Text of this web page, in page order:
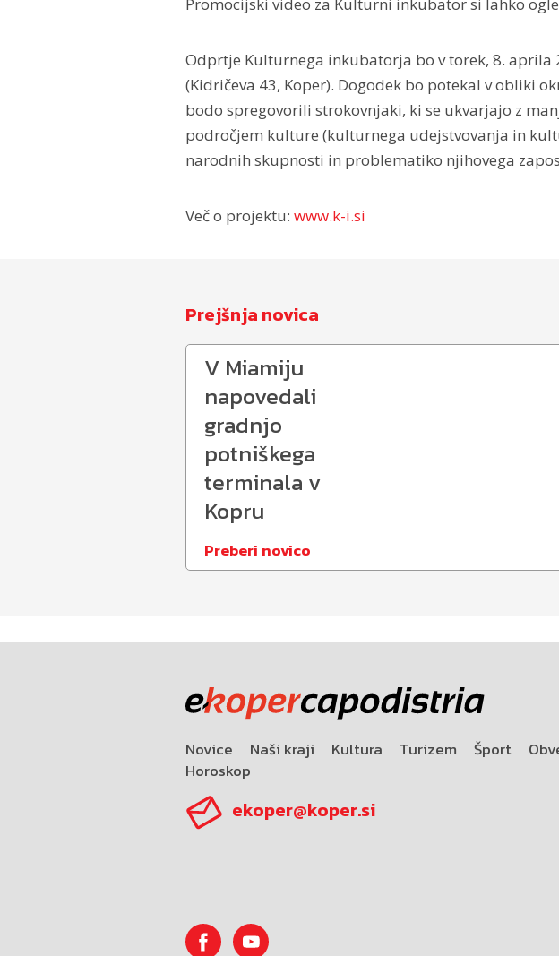
Promocijski video za Kulturni inkubator si lahko
Odprtje Kulturnega inkubatorja bo v torek, 8. aprila
(Kidričeva 43, Koper). Dogodek bo potekal v obliki
bodo spregovorili strokovnjaki, ki se ukvarjajo z
področjem kulture (kulturnega udejstvovanja in
narodnih skupnosti in problematiko njihovega
Več o projektu: www.k-i.si
Prejšnja novica
V Miamiju
napovedali
gradnjo
potniškega
terminala v
Kopru
Preberi novico
Novice Naši kraji Kultura Turizem Šport
Horoskop
ekoper@koper.si